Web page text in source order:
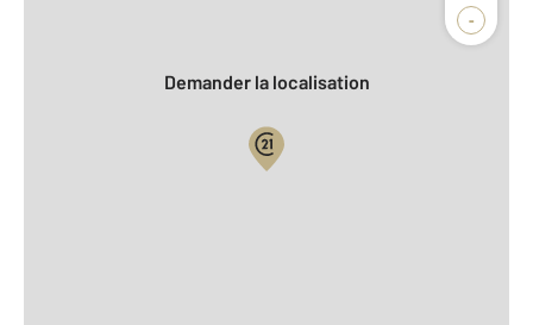
-
Biens vendus
Demander la localisation